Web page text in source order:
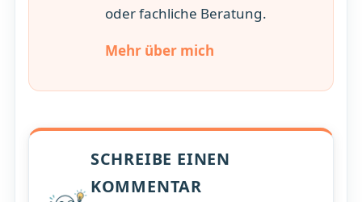
oder fachliche Beratung.
Mehr über mich
SCHREIBE EINEN
KOMMENTAR